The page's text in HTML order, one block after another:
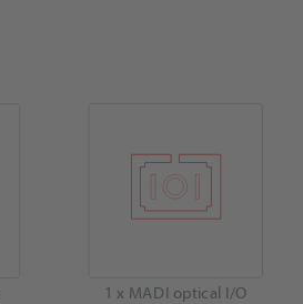
1 x MADI optical I/O